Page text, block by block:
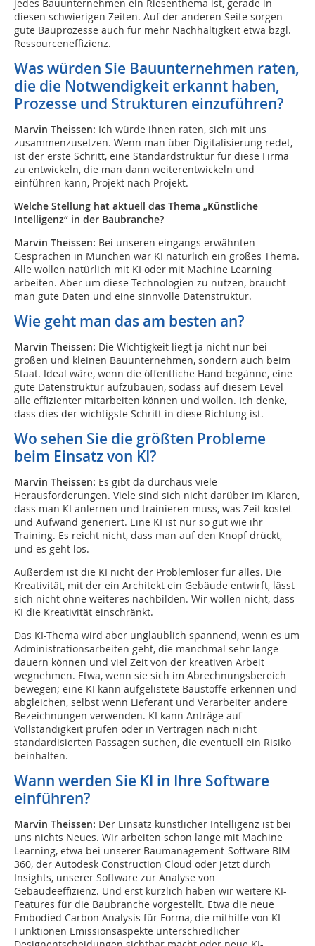
jedes Bauunternehmen ein Riesenthema ist, gerade in
diesen schwierigen Zeiten. Auf der anderen Seite sorgen
gute Bauprozesse auch für mehr Nachhaltigkeit etwa bzgl.
Ressourceneffizienz.
Was würden Sie Bauunternehmen raten,
die die Notwendigkeit erkannt haben,
Prozesse und Strukturen einzuführen?
Marvin Theissen: Ich würde ihnen raten, sich mit uns
zusammenzusetzen. Wenn man über Digitalisierung redet,
ist der erste Schritt, eine Standardstruktur für diese Firma
zu entwickeln, die man dann weiterentwickeln und
einführen kann, Projekt nach Projekt.
Welche Stellung hat aktuell das Thema „Künstliche
Intelligenz“ in der Baubranche?
Marvin Theissen: Bei unseren eingangs erwähnten
Gesprächen in München war KI natürlich ein großes Thema.
Alle wollen natürlich mit KI oder mit Machine Learning
arbeiten. Aber um diese Technologien zu nutzen, braucht
man gute Daten und eine sinnvolle Datenstruktur.
Wie geht man das am besten an?
Marvin Theissen: Die Wichtigkeit liegt ja nicht nur bei
großen und kleinen Bauunternehmen, sondern auch beim
Staat. Ideal wäre, wenn die öffentliche Hand begänne, eine
gute Datenstruktur aufzubauen, sodass auf diesem Level
alle effizienter mitarbeiten können und wollen. Ich denke,
dass dies der wichtigste Schritt in diese Richtung ist.
Wo sehen Sie die größten Probleme
beim Einsatz von KI?
Marvin Theissen: Es gibt da durchaus viele
Herausforderungen. Viele sind sich nicht darüber im Klaren,
dass man KI anlernen und trainieren muss, was Zeit kostet
und Aufwand generiert. Eine KI ist nur so gut wie ihr
Training. Es reicht nicht, dass man auf den Knopf drückt,
und es geht los.
Außerdem ist die KI nicht der Problemlöser für alles. Die
Kreativität, mit der ein Architekt ein Gebäude entwirft, lässt
sich nicht ohne weiteres nachbilden. Wir wollen nicht, dass
KI die Kreativität einschränkt.
Das KI-Thema wird aber unglaublich spannend, wenn es um
Administrationsarbeiten geht, die manchmal sehr lange
dauern können und viel Zeit von der kreativen Arbeit
wegnehmen. Etwa, wenn sie sich im Abrechnungsbereich
bewegen; eine KI kann aufgelistete Baustoffe erkennen und
abgleichen, selbst wenn Lieferant und Verarbeiter andere
Bezeichnungen verwenden. KI kann Anträge auf
Vollständigkeit prüfen oder in Verträgen nach nicht
standardisierten Passagen suchen, die eventuell ein Risiko
beinhalten.
Wann werden Sie KI in Ihre Software
einführen?
Marvin Theissen: Der Einsatz künstlicher Intelligenz ist bei
uns nichts Neues. Wir arbeiten schon lange mit Machine
Learning, etwa bei unserer Baumanagement-Software BIM
360, der Autodesk Construction Cloud oder jetzt durch
Insights, unserer Software zur Analyse von
Gebäudeeffizienz. Und erst kürzlich haben wir weitere KI-
Features für die Baubranche vorgestellt. Etwa die neue
Embodied Carbon Analysis für Forma, die mithilfe von KI-
Funktionen Emissionsaspekte unterschiedlicher